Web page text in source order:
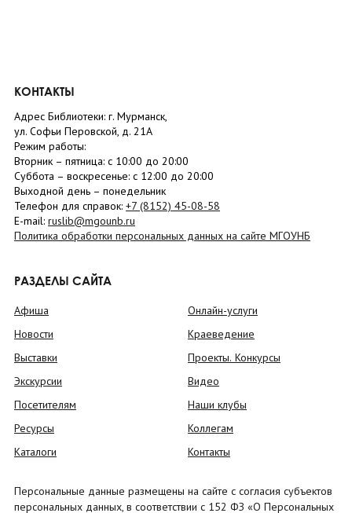
КОНТАКТЫ
Адрес Библиотеки: г. Мурманск,
ул. Софьи Перовской, д. 21А
Режим работы:
Вторник – пятница: с 10:00 до 20:00
Суббота – воскресенье: c 12:00 до 20:00
Выходной день – понедельник
Телефон для справок: +7 (8152) 45-08-58
E-mail: ruslib@mgounb.ru
Политика обработки персональных данных на сайте МГОУНБ
РАЗДЕЛЫ САЙТА
Афиша
Новости
Выставки
Экскурсии
Посетителям
Ресурсы
Каталоги
Онлайн-услуги
Краеведение
Проекты. Конкурсы
Видео
Наши клубы
Коллегам
Контакты
Персональные данные размещены на сайте с согласия субъектов
персональных данных, в соответствии с 152 ФЗ «О Персональных